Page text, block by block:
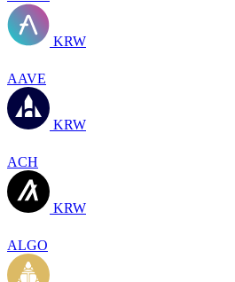
KRW
AAVE
KRW
ACH
KRW
ALGO